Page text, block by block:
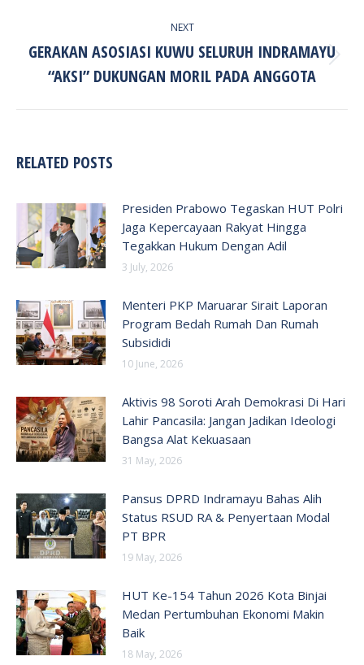
NEXT
Next
post:
GERAKAN ASOSIASI KUWU SELURUH INDRAMAYU
“AKSI” DUKUNGAN MORIL PADA ANGGOTA
RELATED POSTS
Presiden Prabowo Tegaskan HUT Polri
Jaga Kepercayaan Rakyat Hingga
Tegakkan Hukum Dengan Adil
3 July, 2026
Menteri PKP Maruarar Sirait Laporan
Program Bedah Rumah Dan Rumah
Subsididi
10 June, 2026
Aktivis 98 Soroti Arah Demokrasi Di Hari
Lahir Pancasila: Jangan Jadikan Ideologi
Bangsa Alat Kekuasaan
31 May, 2026
Pansus DPRD Indramayu Bahas Alih
Status RSUD RA & Penyertaan Modal
PT BPR
19 May, 2026
HUT Ke-154 Tahun 2026 Kota Binjai
Medan Pertumbuhan Ekonomi Makin
Baik
18 May, 2026